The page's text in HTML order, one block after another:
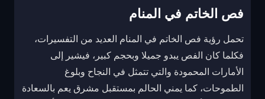
فص الخاتم في المنام
تحمل رؤية فص الخاتم في المنام العديد من التفسيرات،
فكلما كان الفص يبدو جميلا وبحجم كبير، فيشير إلى
الأمارات المحمودة والتي تتمثل في النجاح وبلوغ
الطموحات، كما يمني الحالم بمستقبل مشرق يعم بالسعادة